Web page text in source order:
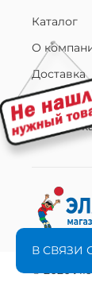
Каталог
О
Доставка
Оплата
Личный
© 2020
В СВЯЗИ